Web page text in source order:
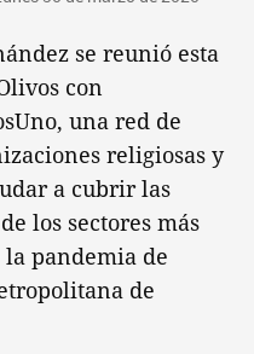
se reunió esta
con
una red de
religiosas y
a cubrir las
los sectores más
pandemia de
de